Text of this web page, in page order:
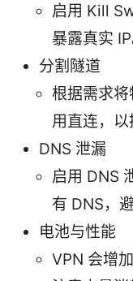
启用 Kill
暴露真实 IP
分割隧道
根据需求
用直连，以
DNS 泄漏
启用 DNS
有 DNS，
电池与性能
VPN 会增